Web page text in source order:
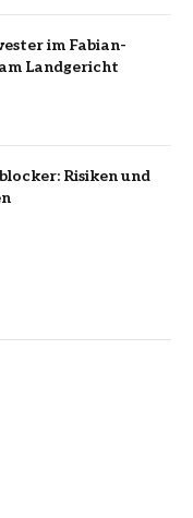
im Fabian-
Landgericht
Risiken und